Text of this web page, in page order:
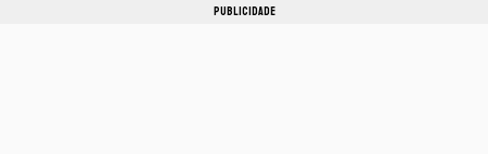
PUBLICIDADE